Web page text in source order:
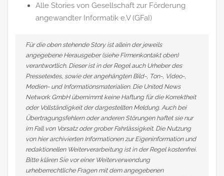
Alle Stories von Gesellschaft zur Förderung
angewandter Informatik e.V (GFaI)
Für die oben stehende Story ist allein der jeweils
angegebene Herausgeber (siehe Firmenkontakt oben)
verantwortlich. Dieser ist in der Regel auch Urheber des
Pressetextes, sowie der angehängten Bild-, Ton-, Video-,
Medien- und Informationsmaterialien. Die United News
Network GmbH übernimmt keine Haftung für die Korrektheit
oder Vollständigkeit der dargestellten Meldung. Auch bei
Übertragungsfehlern oder anderen Störungen haftet sie nur
im Fall von Vorsatz oder grober Fahrlässigkeit. Die Nutzung
von hier archivierten Informationen zur Eigeninformation und
redaktionellen Weiterverarbeitung ist in der Regel kostenfrei.
Bitte klären Sie vor einer Weiterverwendung
urheberrechtliche Fragen mit dem angegebenen